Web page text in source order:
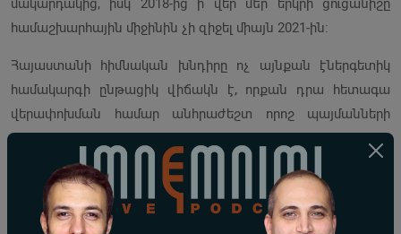
մակարդակից, իսկ 2018-ից ի վեր մեր երկրի ցուցանիշը
համաշխարհային միջինին չի զիջել միայն 2021-ին։
Հայաստանի հիմնական խնդիրը ոչ այնքան էներգետիկ
համակարգի ընթացիկ վիճակն է, որքան դրա հետագա
վերափոխման համար անհրաժեշտ որոշ պայմանների
բացակայությունը, ինստիտուցիոնալ, ֆինանսական և
տեխնոլոգիական հիմքերի ամրապնդումը։
ԷՎԻ-ի հաշվարկման համար օգտագործվող ցուցանիշների
վերլուծությունը ցույց է տալիս, որ Հայաստանի՝